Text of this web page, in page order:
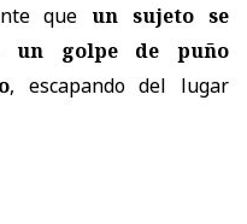
queun sujeto se
un golpe de puño
, escapando del lugar